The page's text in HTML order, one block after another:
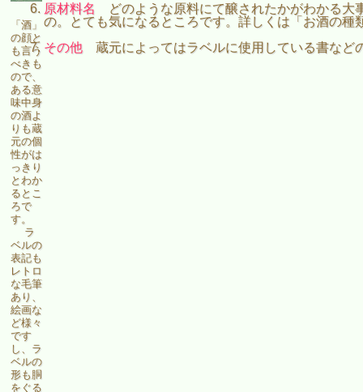
「酒」
の顔と
も言う
べきも
ので、
ある意
味中身
の酒よ
りも蔵
元の個
性がは
っきり
とわか
るとこ
ろで
す。
ラ
ベルの
表記も
レトロ
な毛筆
あり、
絵画な
ど様々
です
し、ラ
ベルの
形も胴
をぐる
原材料名
どのような原料にて醸されたかがわかる大
の。とても気になるところです。詳しくは「お酒の種
その他蔵元によってはラベルに使用している書など